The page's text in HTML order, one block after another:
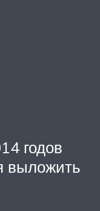
годов
выложить